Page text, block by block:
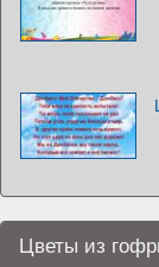
Цветы из